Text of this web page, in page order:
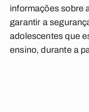
informações sobre
garantir a
adolescentes que
ensino, durante a